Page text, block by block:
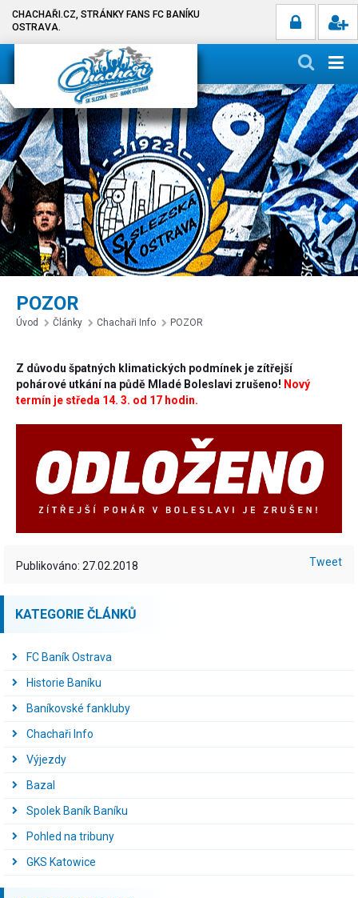
CHACHAŘI.CZ, STRÁNKY FANS FC BANÍKU
OSTRAVA.
POZOR
Úvod Články Chachaři Info POZOR
Z důvodu špatných klimatických podmínek je zítřejší
pohárové utkání na půdě Mladé Boleslavi zrušeno! Nový
termín je středa 14. 3. od 17 hodin.
Publikováno: 27.02.2018 Tweet
KATEGORIE ČLÁNKŮ
FC Baník Ostrava
Historie Baníku
Baníkovské fankluby
Chachaři Info
Výjezdy
Bazal
Spolek Baník Baníku
Pohled na tribuny
GKS Katowice